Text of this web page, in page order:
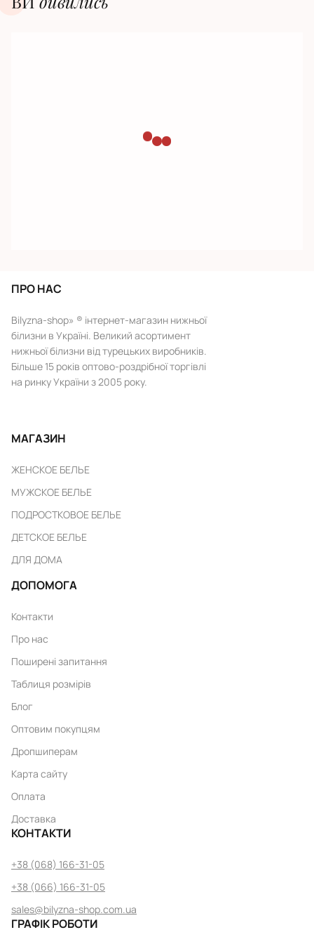
ПРО НАС
Bilyzna-shop» ® інтернет-магазин нижньої
білизни в Україні. Великий асортимент
нижньої білизни від турецьких виробників.
Більше 15 років оптово-роздрібної торгівлі
на ринку України з 2005 року.
МАГАЗИН
ЖЕНСКОЕ БЕЛЬЕ
МУЖСКОЕ БЕЛЬЕ
ПОДРОСТКОВОЕ БЕЛЬЕ
ДЕТСКОЕ БЕЛЬЕ
ДЛЯ ДОМА
ДОПОМОГА
Контакти
Про нас
Поширені запитання
Таблиця розмірів
Блог
Оптовим покупцям
Дропшиперам
Карта сайту
Оплата
Доставка
КОНТАКТИ
+38 (068) 166-31-05
+38 (066) 166-31-05
sales@bilyzna-shop.com.ua
ГРАФІК РОБОТИ